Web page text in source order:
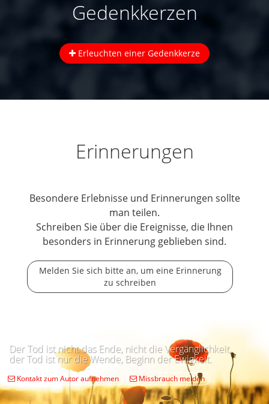
Gedenkkerzen
Erleuchten einer Gedenkkerze
Erinnerungen
Besondere Erlebnisse und Erinnerungen sollte
man teilen.
Schreiben Sie über die Ereignisse, die Ihnen
besonders in Erinnerung geblieben sind.
Melden Sie sich bitte an, um eine Erinnerung
zu schreiben
Der Tod ist nicht das Ende, nicht die Vergänglichkeit,
der Tod ist nur die Wende, Beginn der Ewigkeit.
Kontakt zum Autor aufnehmen Missbrauch melden